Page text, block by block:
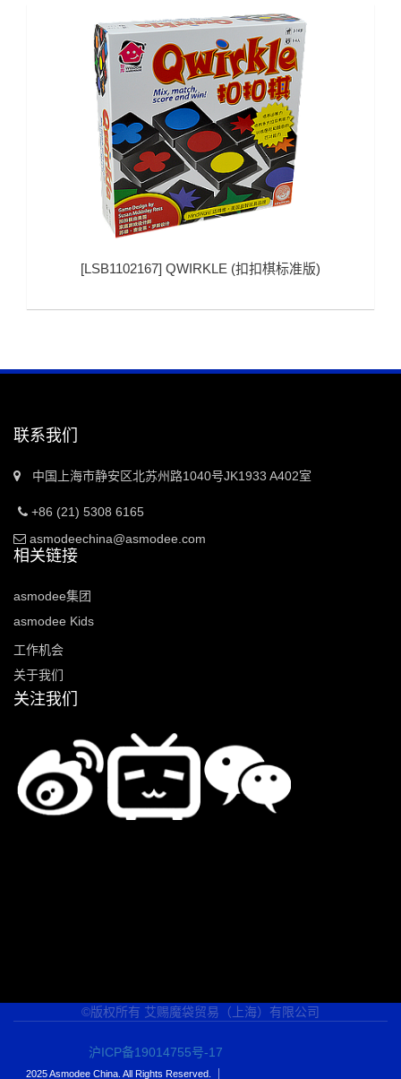
[LSB1102167] QWIRKLE (扣扣棋标准版)
联系我们
中国上海市静安区北苏州路1040号JK1933 A402室
+86 (21) 5308 6165
asmodeechina@asmodee.com
相关链接
asmodee集团
asmodee Kids
工作机会
关于我们
关注我们
©版权所有 艾赐魔袋贸易（上海）有限公司
沪ICP备19014755号-17
2025 Asmodee China. All Rights Reserved.